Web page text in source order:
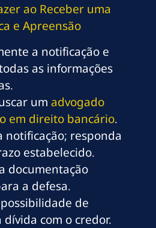
ao Receber uma
e Apreensão
a notificação e
as informações
um advogado
em direito bancário.
notificação; responda
estabelecido.
documentação
a defesa.
de
com o credor.